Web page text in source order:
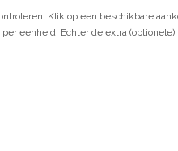
Klik op een beschikbare
eenheid. Echter de extra